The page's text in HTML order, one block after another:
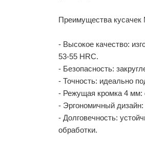
Преимущества кусачек
- Высокое качество:
53-55 HRC.
- Безопасность:
- Точность: идеально
- Режущая кромка 4 мм:
- Эргономичный
- Долговечность:
обработки.